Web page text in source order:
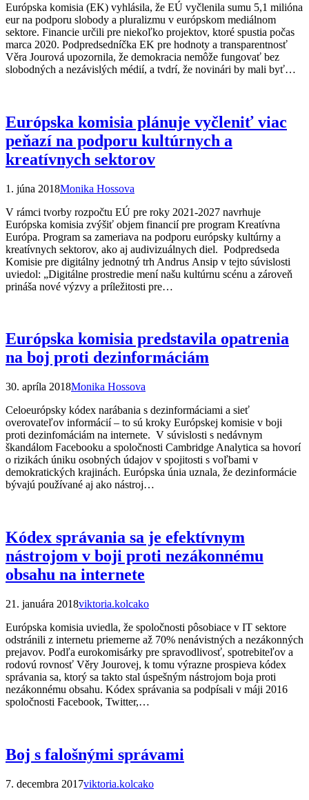
Európska komisia (EK) vyhlásila, že EÚ vyčlenila sumu 5,1 milióna
eur na podporu slobody a pluralizmu v európskom mediálnom
sektore. Financie určili pre niekoľko projektov, ktoré spustia počas
marca 2020. Podpredsedníčka EK pre hodnoty a transparentnosť
Věra Jourová upozornila, že demokracia nemôže fungovať bez
slobodných a nezávislých médií, a tvdrí, že novinári by mali byť…
Európska komisia plánuje vyčleniť viac
peňazí na podporu kultúrnych a
kreatívnych sektorov
1. júna 2018Monika Hossova
V rámci tvorby rozpočtu EÚ pre roky 2021-2027 navrhuje
Európska komisia zvýšiť objem financií pre program Kreatívna
Európa. Program sa zameriava na podporu európsky kultúrny a
kreatívnych sektorov, ako aj audivizuálnych diel. Podpredseda
Komisie pre digitálny jednotný trh Andrus Ansip v tejto súvislosti
uviedol: „Digitálne prostredie mení našu kultúrnu scénu a zároveň
prináša nové výzvy a príležitosti pre…
Európska komisia predstavila opatrenia
na boj proti dezinformáciám
30. apríla 2018Monika Hossova
Celoeurópsky kódex narábania s dezinformáciami a sieť
overovateľov informácií – to sú kroky Európskej komisie v boji
proti dezinfomáciám na internete. V súvislosti s nedávnym
škandálom Facebooku a spoločnosti Cambridge Analytica sa hovorí
o rizikách úniku osobných údajov v spojitosti s voľbami v
demokratických krajinách. Európska únia uznala, že dezinformácie
bývajú používané aj ako nástroj…
Kódex správania sa je efektívnym
nástrojom v boji proti nezákonnému
obsahu na internete
21. januára 2018viktoria.kolcako
Európska komisia uviedla, že spoločnosti pôsobiace v IT sektore
odstránili z internetu priemerne až 70% nenávistných a nezákonných
prejavov. Podľa eurokomisárky pre spravodlivosť, spotrebiteľov a
rodovú rovnosť Věry Jourovej, k tomu výrazne prospieva kódex
správania sa, ktorý sa takto stal úspešným nástrojom boja proti
nezákonnému obsahu. Kódex správania sa podpísali v máji 2016
spoločnosti Facebook, Twitter,…
Boj s falošnými správami
7. decembra 2017viktoria.kolcako